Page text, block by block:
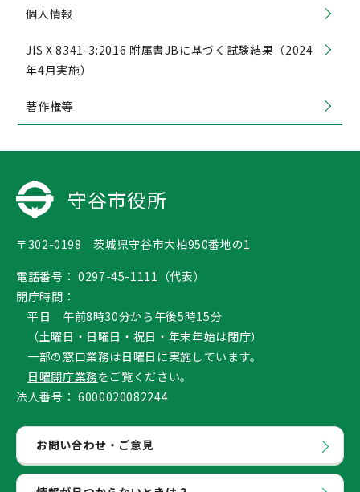
個人情報
JIS X 8341-3:2016 附属書JBに基づく試験結果（2024
年4月実施）
著作権等
守谷市役所
〒302-0198 茨城県守谷市大柏950番地の1
電話番号： 0297-45-1111（代表）
開庁時間：
平日 午前8時30分から午後5時15分
（土曜日・日曜日・祝日・年末年始は閉庁）
一部の窓口業務は日曜日に実施しています。
日曜開庁業務をご覧ください。
法人番号： 6000020082244
お問い合わせ・ご意見